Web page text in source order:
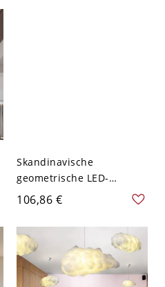
Skandinavische
geometrische LED-
Deckenleuchte, rundes
Holzmaserungs-Finish,
flache Lampe für
Schlafzimmer und
Wohnzimmer - Walnuss
Farbe 110V-120V 40,64 cm
106,86 €